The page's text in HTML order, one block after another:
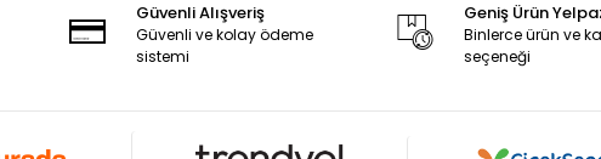
Güvenli Alışveriş
Güvenli ve kolay ödeme
sistemi
Geniş Ürün
Binlerce ürün ve
seçeneği